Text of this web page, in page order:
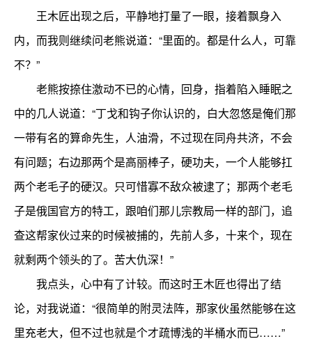
王木匠出现之后，平静地打量了一眼，接着飘身入
内，而我则继续问老熊说道：“里面的。都是什么人，可靠
不？”
老熊按捺住激动不已的心情，回身，指着陷入睡眠之
中的几人说道：“丁戈和钩子你认识的，白大忽悠是俺们那
一带有名的算命先生，人油滑，不过现在同舟共济，不会
有问题；右边那两个是高丽棒子，硬功夫，一个人能够扛
两个老毛子的硬汉。只可惜寡不敌众被逮了；那两个老毛
子是俄国官方的特工，跟咱们那儿宗教局一样的部门，追
查这帮家伙过来的时候被捕的，先前人多，十来个，现在
就剩两个领头的了。苦大仇深！”
我点头，心中有了计较。而这时王木匠也得出了结
论，对我说道：“很简单的附灵法阵，那家伙虽然能够在这
里充老大，但不过也就是个才疏博浅的半桶水而已……”